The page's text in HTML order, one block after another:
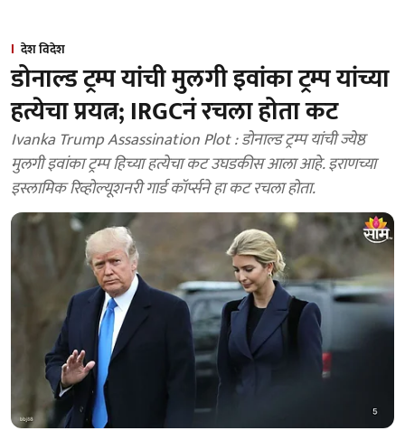
देश विदेश
डोनाल्ड ट्रम्प यांची मुलगी इवांका ट्रम्प यांच्या
हत्येचा प्रयत्न; IRGCनं रचला होता कट
Ivanka Trump Assassination Plot : डोनाल्ड ट्रम्प यांची ज्येष्ठ
मुलगी इवांका ट्रम्प हिच्या हत्येचा कट उघडकीस आला आहे. इराणच्या
इस्लामिक रिव्होल्यूशनरी गार्ड कॉर्प्सने हा कट रचला होता.